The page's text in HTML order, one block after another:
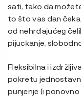
sati, tako da
to što vas dan
od nehrđajućeg
pijuckanje,
Fleksibilna i
pokretu
punjenje (i